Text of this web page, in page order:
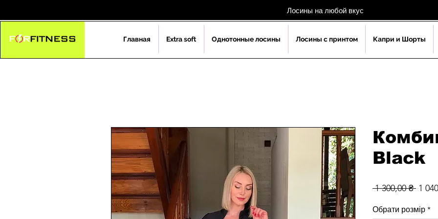
Лосины на любой вкус
Главная Extra soft Однoтонные лосины Лосины с принтом Капри и Шорты
Black
1 300,00 ₴ 1
Обрати розмір *